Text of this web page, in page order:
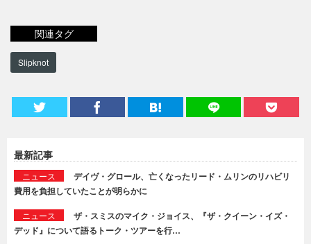
関連タグ
Slipknot
最新記事
ニュース
デイヴ・グロール、亡くなったリード・ムリンのリハビリ
費用を負担していたことが明らかに
ニュース
ザ・スミスのマイク・ジョイス、『ザ・クイーン・イズ・
デッド』について語るトーク・ツアーを行…